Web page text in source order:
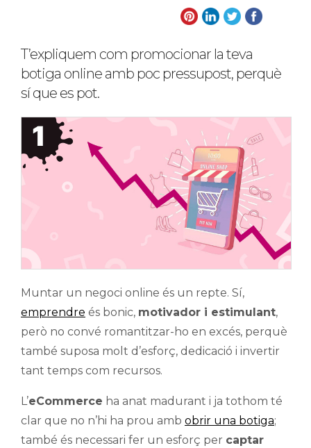
T’expliquem com promocionar la teva
botiga online amb poc pressupost, perquè
sí que es pot.
Muntar un negoci online és un repte. Sí,
emprendre és bonic, motivador i estimulant,
però no convé romantitzar-ho en excés, perquè
també suposa molt d’esforç, dedicació i invertir
tant temps com recursos.
L’eCommerce ha anat madurant i ja tothom té
clar que no n’hi ha prou amb obrir una botiga;
també és necessari fer un esforç per captar